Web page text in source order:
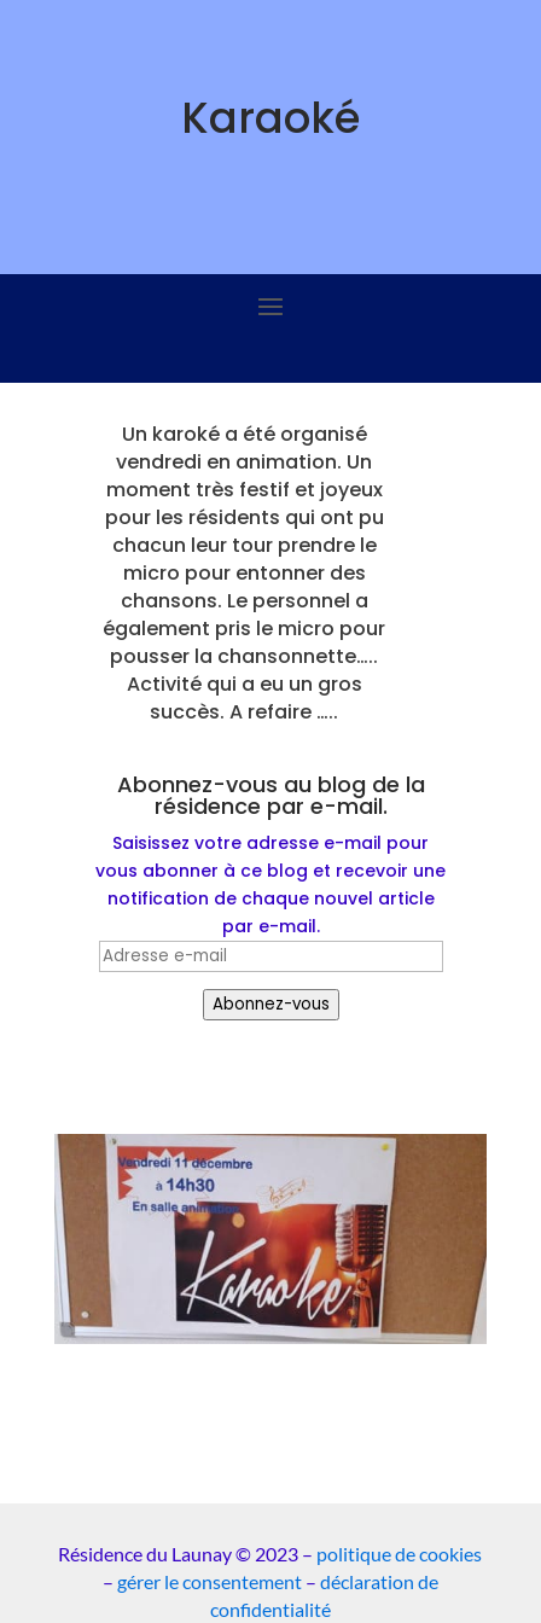
Karaoké
Un karoké a été organisé
vendredi en animation. Un
moment très festif et joyeux
pour les résidents qui ont pu
chacun leur tour prendre le
micro pour entonner des
chansons. Le personnel a
également pris le micro pour
pousser la chansonnette…..
Activité qui a eu un gros
succès. A refaire …..
Abonnez-vous au blog de la
résidence par e-mail.
Saisissez votre adresse e-mail pour
vous abonner à ce blog et recevoir une
notification de chaque nouvel article
par e-mail.
Adresse
Abonnez-vous
Résidence du Launay © 2023 – politique de cookies
– gérer le consentement– déclaration de
confidentialité